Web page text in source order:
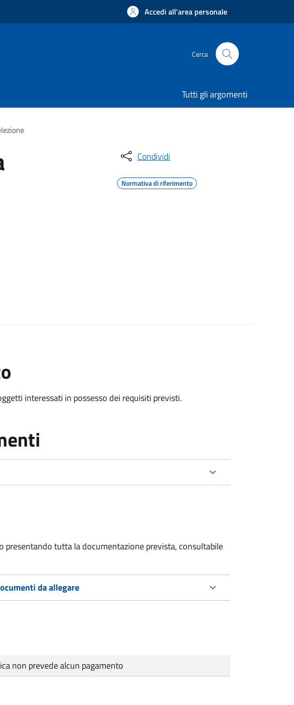
Accedi all'area personale
Cerca
Tutti gli argomenti
Condividi
Normativa di riferimento
interessati in possesso dei requisiti previsti.
presentando tutta la documentazione prevista, consultabile
da allegare
non prevede alcun pagamento